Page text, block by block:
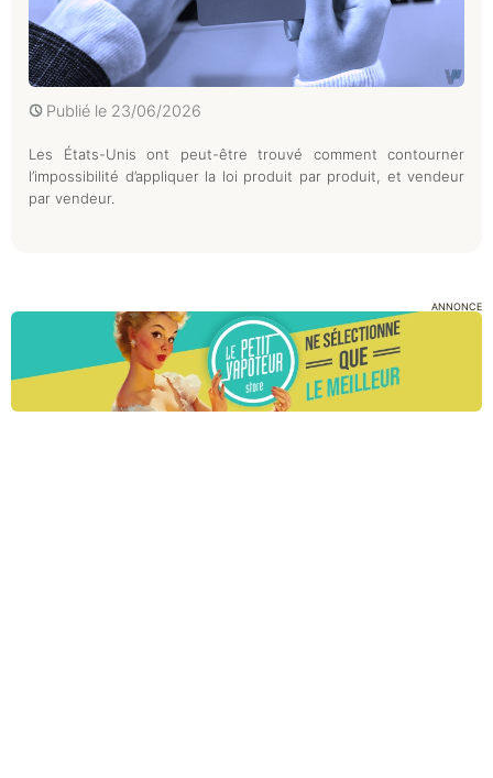
Publié le 23/06/2026
Les États-Unis ont peut-être trouvé comment contourner
l’impossibilité d’appliquer la loi produit par produit, et vendeur
par vendeur.
ANNONCE